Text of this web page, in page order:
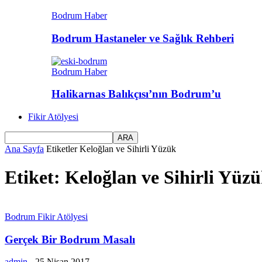
Bodrum Haber
Bodrum Hastaneler ve Sağlık Rehberi
Bodrum Haber
Halikarnas Balıkçısı’nın Bodrum’u
Fikir Atölyesi
Ana Sayfa Etiketler Keloğlan ve Sihirli Yüzük
Etiket: Keloğlan ve Sihirli
Bodrum Fikir Atölyesi
Gerçek Bir Bodrum Masalı